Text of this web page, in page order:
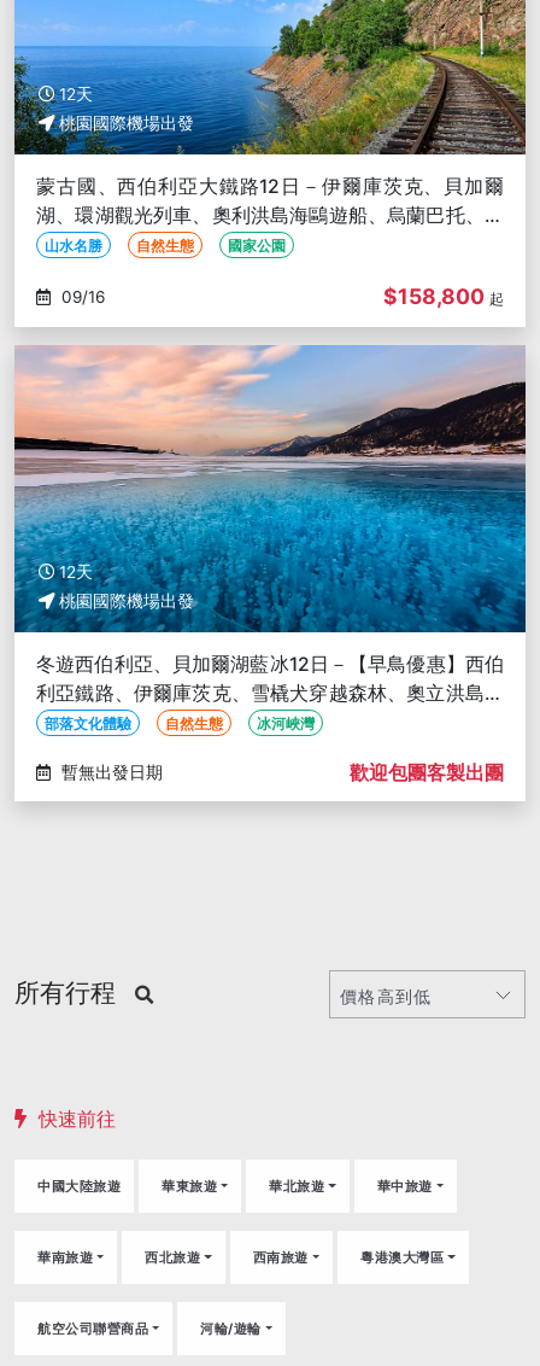
12天
桃園國際機場出發
蒙古國、西伯利亞大鐵路12日－伊爾庫茨克、貝加爾
湖、環湖觀光列車、奧利洪島海鷗遊船、烏蘭巴托、蒙
古包體驗
山水名勝 自然生態 國家公園
09/16 $158,800 起
12天
桃園國際機場出發
冬遊西伯利亞、貝加爾湖藍冰12日－【早鳥優惠】西伯
利亞鐵路、伊爾庫茨克、雪橇犬穿越森林、奧立洪島氣
墊船、蒙古冬雪情
部落文化體驗 自然生態 冰河峽灣
暫無出發日期 歡迎包團客製出團
所有行程
快速前往
中國大陸旅遊 華東旅遊 華北旅遊 華中旅遊
華南旅遊 西北旅遊 西南旅遊 粵港澳大灣區
航空公司聯營商品 河輪/遊輪